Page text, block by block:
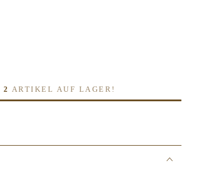
2 ARTIKEL AUF LAGER!